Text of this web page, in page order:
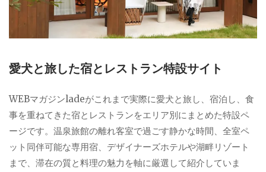
愛犬と旅した宿とレストラン特設サイト
WEBマガジンladeがこれまで実際に愛犬と旅し、宿泊し、食
事を重ねてきた宿とレストランをエリア別にまとめた特設ペ
ージです。温泉旅館の離れ客室で過ごす静かな時間、全室ペ
ット同伴可能な専用宿、デザイナーズホテルや湖畔リゾート
まで、滞在の質と料理の魅力を軸に厳選して紹介していま